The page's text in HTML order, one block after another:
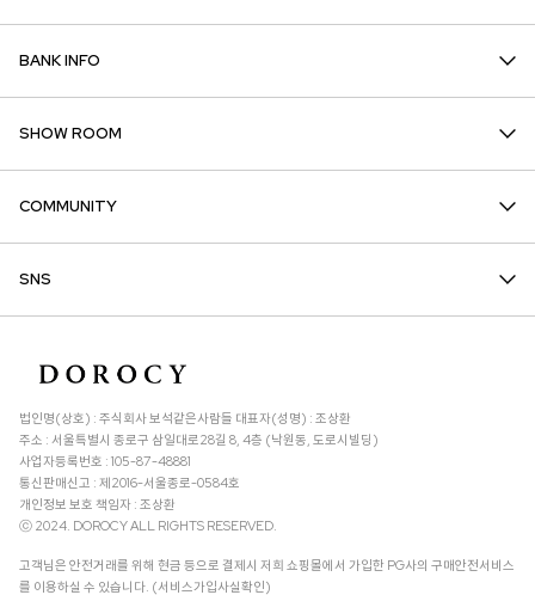
BANK INFO
SHOW ROOM
COMMUNITY
SNS
법인명(상호) : 주식회사 보석같은사람들 대표자(성명) : 조상환
주소 : 서울특별시 종로구 삼일대로28길 8, 4층 (낙원동, 도로시빌딩)
사업자등록번호 : 105-87-48881
통신판매신고 : 제2016-서울종로-0584호
개인정보 보호 책임자 : 조상환
ⓒ 2024. DOROCY ALL RIGHTS RESERVED.
고객님은 안전거래를 위해 현금 등으로 결제시 저희 쇼핑몰에서 가입한 PG사의 구매안전서비스
를 이용하실 수 있습니다. (서비스가입사실확인)